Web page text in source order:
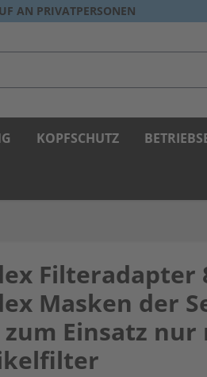
AN PRIVATPERSONEN
KOPFSCHUTZ
Filteradapter
Masken der
zum Einsatz